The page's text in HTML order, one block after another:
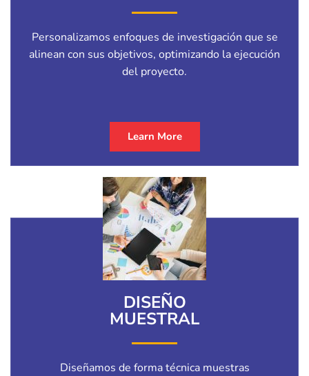
Personalizamos enfoques de investigación que se
alinean con sus objetivos, optimizando la ejecución
del proyecto.
Learn More
DISEÑO
MUESTRAL
Diseñamos de forma técnica muestras